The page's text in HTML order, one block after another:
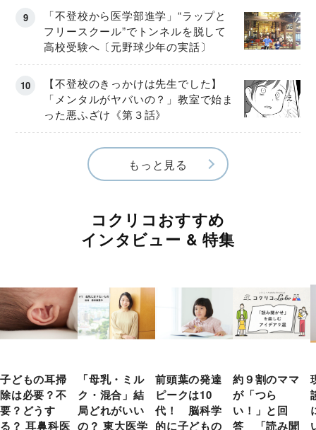
「不登校から医学部進学」“ラップと
フリースクール”でトンネルを脱して
高校受験へ〔元野球少年の実話〕
【不登校のきっかけは先生でした】
「メンタルがヤバいの？」教室で始ま
った悪ふざけ《第３話》
もっと見る
コクリコおすすめ
インタビュー & 特集
子どもの耳掃
除は必要？不
要？どうす
る？ 耳鼻科医
「母乳・ミル
ク・混合」結
局どれがいい
の？ 東大医学
前頭葉の発達
ピークは10
代！ 脳科学
的に子どもの
約９割のママ
が「つら
い！」と回
答 「読み聞